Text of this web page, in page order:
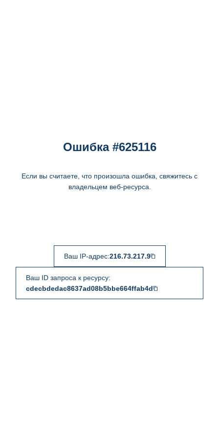
Ошибка #625116
Если вы считаете, что произошла ошибка, свяжитесь с
владельцем веб-ресурса.
Ваш IP-адрес:216.73.217.9
Ваш ID запроса к ресурсу:
cdecbdedac8637ad08b5bbe664ffab4d